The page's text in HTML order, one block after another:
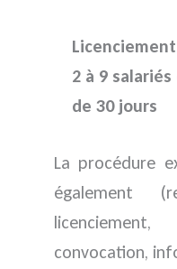
2 à 9
de 30 jours
La procédure
également
convocation,